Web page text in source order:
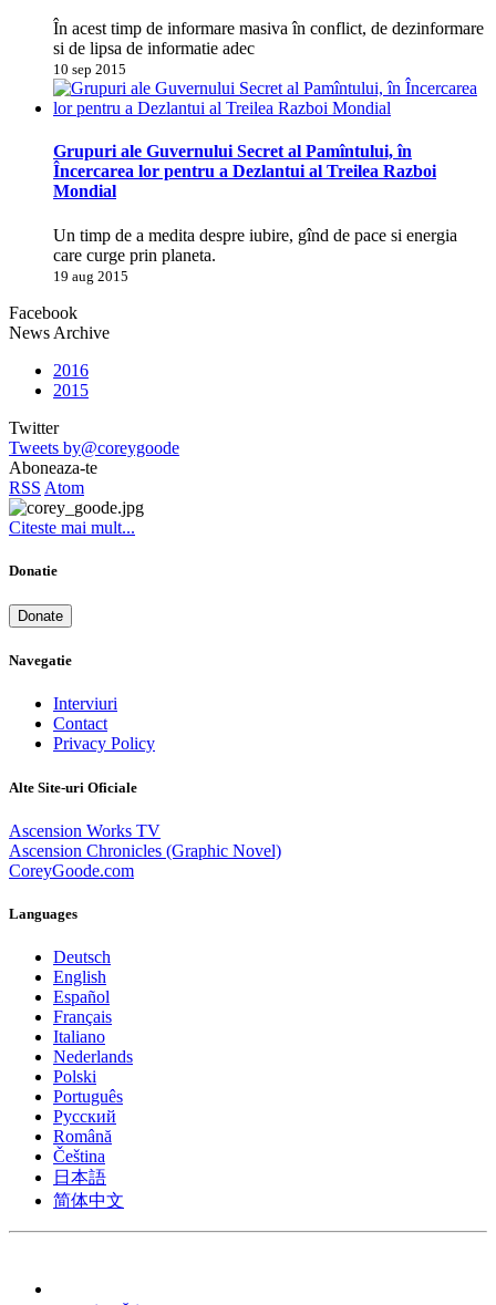
În acest timp de informare masiva în conflict, de dezinformare
si de lipsa de informatie adec
10 sep 2015
Grupuri ale Guvernului Secret al Pamîntului, în
Încercarea lor pentru a Dezlantui al Treilea Razboi
Mondial
Un timp de a medita despre iubire, gînd de pace si energia
care curge prin planeta.
19 aug 2015
Facebook
News Archive
2016
2015
Twitter
Tweets by@coreygoode
Aboneaza-te
RSS Atom
Citeste mai mult...
Donatie
Donate
Navegatie
Interviuri
Contact
Privacy Policy
Alte Site-uri Oficiale
Ascension Works TV
Ascension Chronicles (Graphic Novel)
CoreyGoode.com
Languages
Deutsch
English
Español
Français
Italiano
Nederlands
Polski
Português
Pусский
Română
Čeština
日本語
简体中文